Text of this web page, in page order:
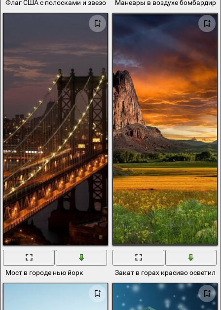
Флаг США с полосками и звезочкамиМаневры в воздухе
Мост в городе нью йорк Закат в горах красиво осветил